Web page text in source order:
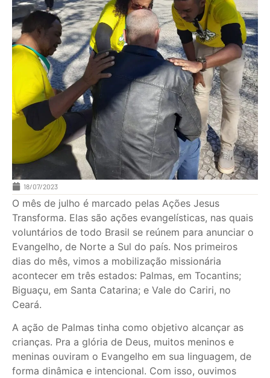
18/07/2023
O mês de julho é marcado pelas Ações Jesus
Transforma. Elas são ações evangelísticas, nas quais
voluntários de todo Brasil se reúnem para anunciar o
Evangelho, de Norte a Sul do país. Nos primeiros
dias do mês, vimos a mobilização missionária
acontecer em três estados: Palmas, em Tocantins;
Biguaçu, em Santa Catarina; e Vale do Cariri, no
Ceará.
A ação de Palmas tinha como objetivo alcançar as
crianças. Pra a glória de Deus, muitos meninos e
meninas ouviram o Evangelho em sua linguagem, de
forma dinâmica e intencional. Com isso, ouvimos